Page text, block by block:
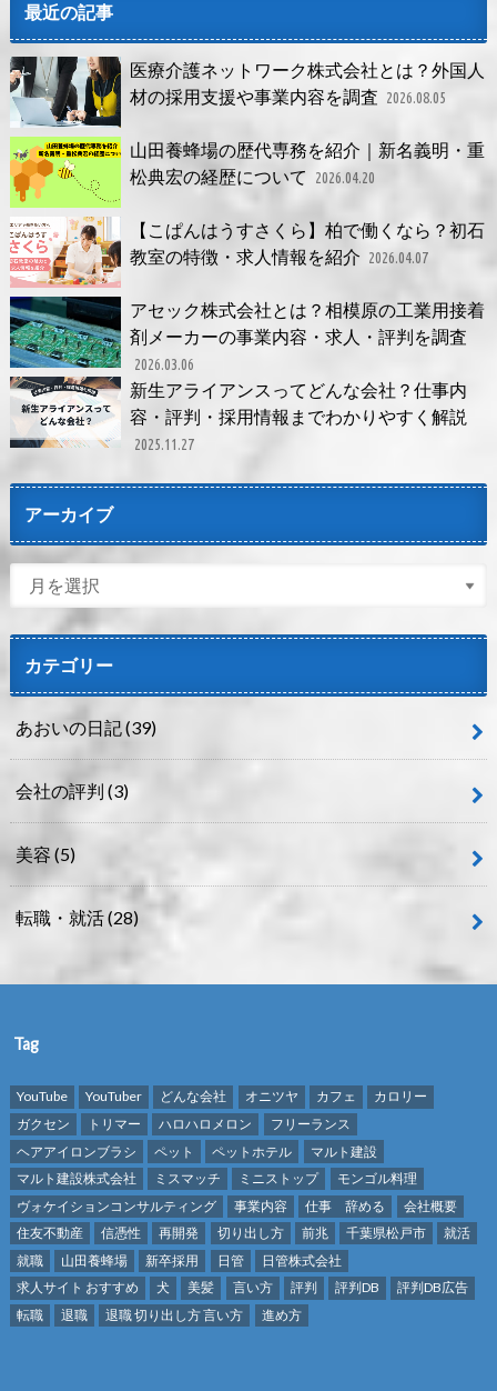
最近の記事
医療介護ネットワーク株式会社とは？外国人
材の採用支援や事業内容を調査 2026.08.05
山田養蜂場の歴代専務を紹介｜新名義明・重
松典宏の経歴について
2026.04.20
【こぱんはうすさくら】柏で働くなら？初石
教室の特徴・求人情報を紹介 2026.04.07
アセック株式会社とは？相模原の工業用接着
剤メーカーの事業内容・求人・評判を調査
2026.03.06
新生アライアンスってどんな会社？仕事内
容・評判・採用情報までわかりやすく解説
2025.11.27
アーカイブ
カテゴリー
あおいの日記(39)
会社の評判 (3)
美容 (5)
転職・就活(28)
Tag
YouTube YouTuber どんな会社 オニツヤ カフェ
カロリー
ガクセン
トリマー ハロハロメロン
フリーランス
ヘアアイロンブラシ
ペット ペットホテル
マルト建設
マルト建設株式会社
ミスマッチ ミニストップ
モンゴル料理
ヴォケイションコンサルティング
事業内容 仕事 辞める
会社概要
住友不動産
信憑性 再開発 切り出し方 前兆 千葉県松戸市
就活
就職
山田養蜂場 新卒採用 日管
日管株式会社
求人サイト おすすめ
犬 美髪 言い方 評判 評判DB
評判DB広告
転職
退職 退職 切り出し方 言い方 進め方